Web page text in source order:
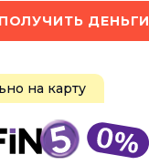
ПОЛУЧИТЬ ДЕНЬГИ
на карту